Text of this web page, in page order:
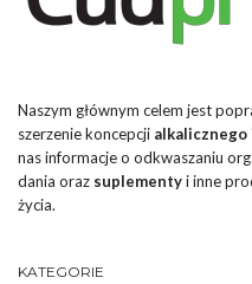
Naszym głównym celem jest
szerzenie koncepcji
nas informacje o odkwaszaniu
dania oraz suplementyi inne
życia.
KATEGORIE